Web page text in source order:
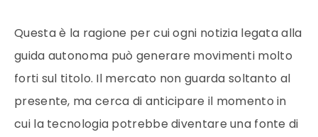
Questa è la ragione per cui ogni notizia legata alla
guida autonoma può generare movimenti molto
forti sul titolo. Il mercato non guarda soltanto al
presente, ma cerca di anticipare il momento in
cui la tecnologia potrebbe diventare una fonte di